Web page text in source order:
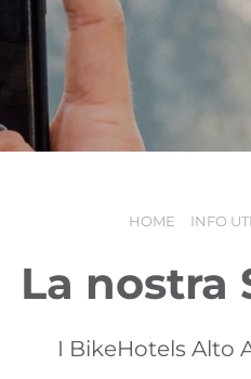
HOME INFO
La nostra
I BikeHotels Alto